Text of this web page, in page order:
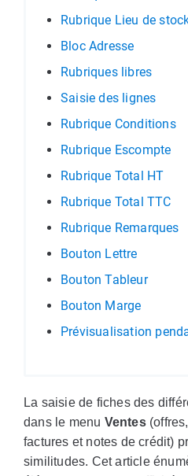
Rubrique Lieu de
Bloc Adresse
Rubriques libres
Saisie des lignes
Rubrique Conditions
Rubrique Escompte
Rubrique Total HT
Rubrique Total TTC
Rubrique Remarques
Bouton Lettre
Bouton Tableur
Bouton Marge
Prévisualisation
La saisie de fiches des
dans le menu Ventes
factures et notes de crédit)
similitudes. Cet article